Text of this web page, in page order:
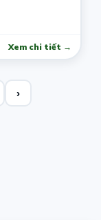
Xem chi tiết →
›